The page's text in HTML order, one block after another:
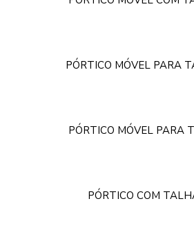
PÓRTICO MÓVEL PARA
PÓRTICO MÓVEL PARA
PÓRTICO COM